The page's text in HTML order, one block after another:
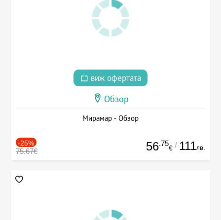
виж офертата
Обзор
Мирамар - Обзор
-25%
75.67€ 56.75
€ / 111лв.